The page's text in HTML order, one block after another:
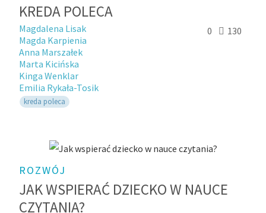
KREDA POLECA
Magdalena Lisak
Magda Karpienia
Anna Marszałek
Marta Kicińska
Kinga Wenklar
Emilia Rykała-Tosik
0 130
kreda poleca
ROZWÓJ
JAK WSPIERAĆ DZIECKO W NAUCE
CZYTANIA?